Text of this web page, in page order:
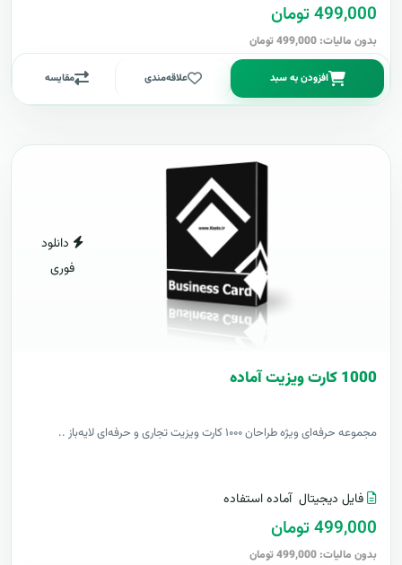
499,000 تومان
بدون مالیات: 499,000 تومان
افزودن به سبد علاقه‌مندی مقایسه
دانلود
فوری
1000 کارت ويزيت آماده
مجموعه حرفه‌ای ویژه طراحان ۱۰۰۰ کارت ویزیت تجاری و حرفه‌ای لایه‌باز ..
فایل دیجیتال آماده استفاده
499,000 تومان
بدون مالیات: 499,000 تومان